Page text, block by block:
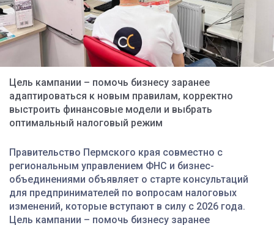
Цель кампании – помочь бизнесу заранее
адаптироваться к новым правилам, корректно
выстроить финансовые модели и выбрать
оптимальный налоговый режим
Правительство Пермского края совместно с
региональным управлением ФНС и бизнес-
объединениями объявляет о старте консультаций
для предпринимателей по вопросам налоговых
изменений, которые вступают в силу с 2026 года.
Цель кампании – помочь бизнесу заранее